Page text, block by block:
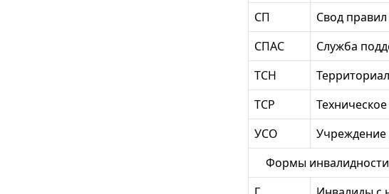
СП
Свод
СПАС
Служба
ТСН
ТСР
УСО
Учреждение
Формы